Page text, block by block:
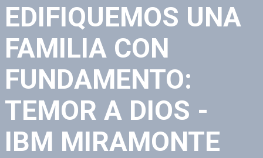
EDIFIQUEMOS UNA
FAMILIA CON
FUNDAMENTO:
TEMOR A DIOS -
IBM MIRAMONTE